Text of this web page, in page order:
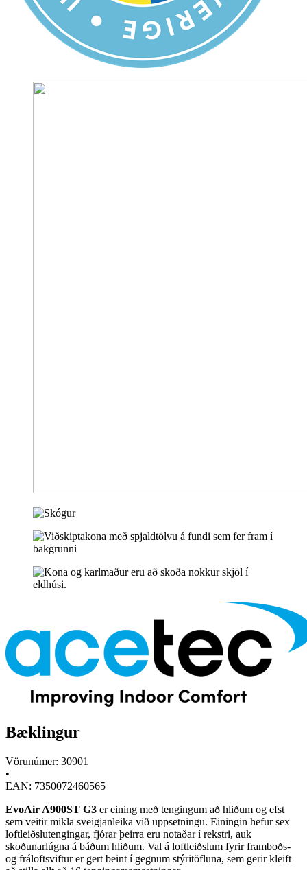
Bæklingur
Vörunúmer: 30901
•
EAN: 7350072460565
EvoAir A900ST G3 er eining með tengingum að hliðum og efst
sem veitir mikla sveigjanleika við uppsetningu. Einingin hefur sex
loftleiðslutengingar, fjórar þeirra eru notaðar í rekstri, auk
skoðunarlúgna á báðum hliðum. Val á loftleiðslum fyrir framboðs-
og fráloftsviftur er gert beint í gegnum stýritöfluna, sem gerir kleift